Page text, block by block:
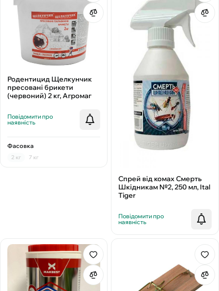
Родентицид Щелкунчик
пресовані брикети
(червоний) 2 кг, Агромаг
Повідомити про
наявність
Фасовка
2 кг 7 кг
Спрей від комах Смерть
Шкідникам №2, 250 мл, Ital
Tiger
Повідомити про
наявність